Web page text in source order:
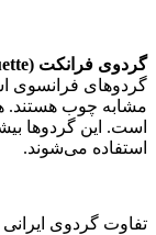
گردوی فرانکت (Franquette):
گردوهای فرانسوی
مشابه چوب هستند.
است. این گردوها
استفاده می‌شوند.
تفاوت گردوی